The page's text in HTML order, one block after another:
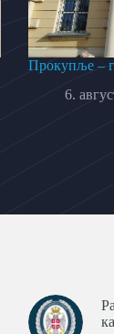
Прокупље –
6.